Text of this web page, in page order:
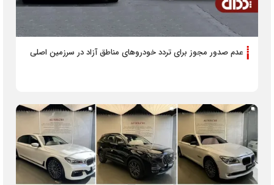
عدم صدور مجوز برای تردد خودروهای مناطق آزاد در سرزمین اصلی